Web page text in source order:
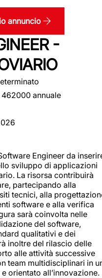
annuncio
-
annuale
Engineer da
sviluppo di applicazioni
La risorsa contribuirà
partecipando alla
tecnici, alla
software e alla verifica
sarà coinvolta nelle
del software,
qualitativi e dei
inoltre del rilascio delle
alle attività successive
team multidisciplinari in
orientato all’innovazione.